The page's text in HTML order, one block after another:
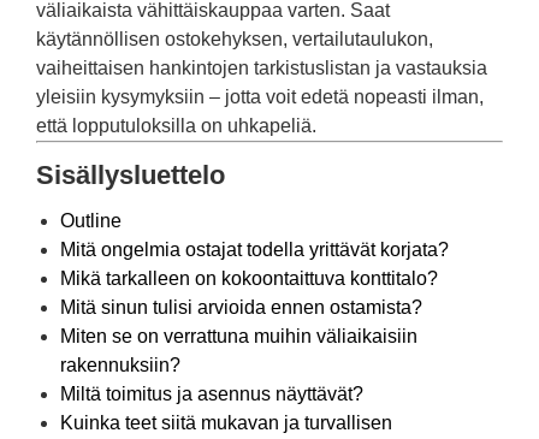
väliaikaista vähittäiskauppaa varten. Saat
käytännöllisen ostokehyksen, vertailutaulukon,
vaiheittaisen hankintojen tarkistuslistan ja vastauksia
yleisiin kysymyksiin – jotta voit edetä nopeasti ilman,
että lopputuloksilla on uhkapeliä.
Sisällysluettelo
Outline
Mitä ongelmia ostajat todella yrittävät korjata?
Mikä tarkalleen on kokoontaittuva konttitalo?
Mitä sinun tulisi arvioida ennen ostamista?
Miten se on verrattuna muihin väliaikaisiin
rakennuksiin?
Miltä toimitus ja asennus näyttävät?
Kuinka teet siitä mukavan ja turvallisen